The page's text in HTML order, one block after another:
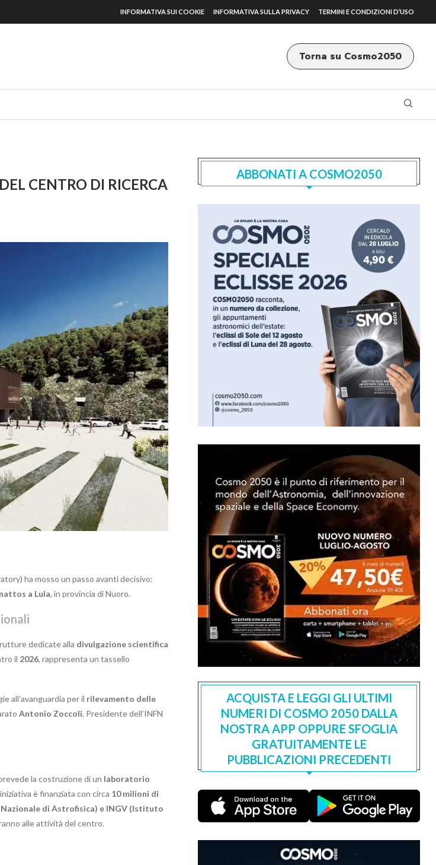
INFORMATIVA SUI COOKIE INFORMATIVA SULLA PRIVACY TERMINI E CONDIZIONI D’USO
Torna su Cosmo2050
CENTRO DI RICERCA
ha mosso un passo avanti decisivo:
a Lula, in provincia di Nuoro.
dedicate alla divulgazione scientifica
il 2026, rappresenta un tassello
all’avanguardia per il rilevamento delle
Antonio Zoccoli, Presidente dell’INFN
la costruzione di un laboratorio
è finanziata con circa 10 milioni di
di Astrofisica) e INGV (Istituto
alle attività del centro.
ABBONATI A COSMO2050
ACQUISTA E LEGGI GLI ULTIMI
NUMERI DI COSMO 2050 DALLA
NOSTRA APP OPPURE SFOGLIA
GRATUITAMENTE LE
PUBBLICAZIONI PRECEDENTI